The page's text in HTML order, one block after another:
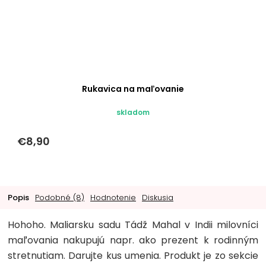
Rukavica na maľovanie
skladom
€8,90
Popis Podobné (8) Hodnotenie Diskusia
Hohoho. Maliarsku sadu Tádž Mahal v Indii milovníci
maľovania nakupujú napr. ako prezent k rodinným
stretnutiam. Darujte kus umenia. Produkt je zo sekcie